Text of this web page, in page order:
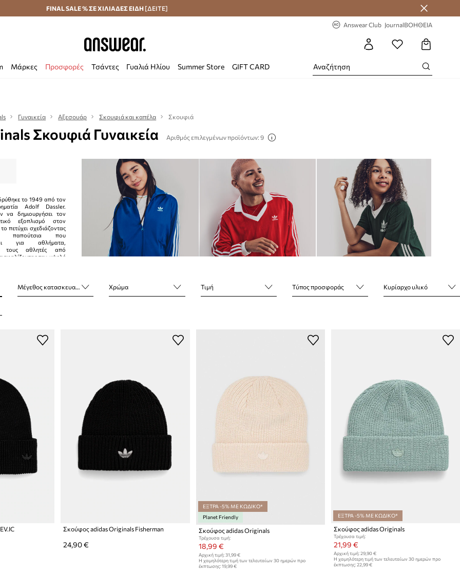
Αποστολή σε 24 ώρες Εξοικονομήστε με το Answear Club
FINAL SALE % ΣΕ ΧΙΛΙΑΔΕΣ ΕΙΔΗ [ΔΕΙΤΕ]
Answear Club JournalΒΟΗΘΕΙΑ
Μάρκες Προσφορές Τσάντες Γυαλιά Ηλίου Summer Store GIFT CARD
Γυναικεία Αξεσουάρ Σκουφιά και καπέλα Σκουφιά
Σκουφιά Γυναικεία Αριθμός επιλεγμένων προϊόντων: 9
το 1949 από τον
Adolf Dassler.
να δημιουργήσει τον
εξοπλισμό στον
πετύχει σχεδιάζοντας
παπούτσια που
για αθλήματα,
τους αθλητές από
την υψηλή
Μέγεθος κατασκευαστή Χρώμα Τιμή Τύπος προσφοράς Κυρίαρχο υλικό
Σκούφος adidas Originals Fisherman
24,90 €
ΕΞΤΡΑ -5% ΜΕ ΚΩΔΙΚΟ*
Planet Friendly
Σκούφος adidas Originals
Τρέχουσα τιμή:
18,99 €
Αρχική τιμή: 31,99 €
Η χαμηλότερη τιμή των τελευταίων 30 ημερών προ
έκπτωσης: 19,99 €
ΕΞΤΡΑ -5% ΜΕ ΚΩΔΙΚΟ*
Σκούφος adidas Originals
Τρέχουσα τιμή:
21,99 €
Αρχική τιμή: 29,90 €
Η χαμηλότερη τιμή των τελευταίων 30 ημερών προ
έκπτωσης: 22,99 €